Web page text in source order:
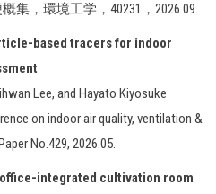
集，環境工学，40231，2026.09.
based tracers for indoor
Lee, and Hayato Kiyosuke
on indoor air quality, ventilation &
No.429, 2026.05.
integrated cultivation room